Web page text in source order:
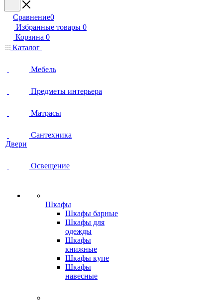
Сравнение0
Избранные товары 0
Корзина 0
Каталог
Мебель
Предметы интерьера
Матрасы
Сантехника
Двери
Освещение
Шкафы
Шкафы барные
Шкафы для
одежды
Шкафы
книжные
Шкафы купе
Шкафы
навесные